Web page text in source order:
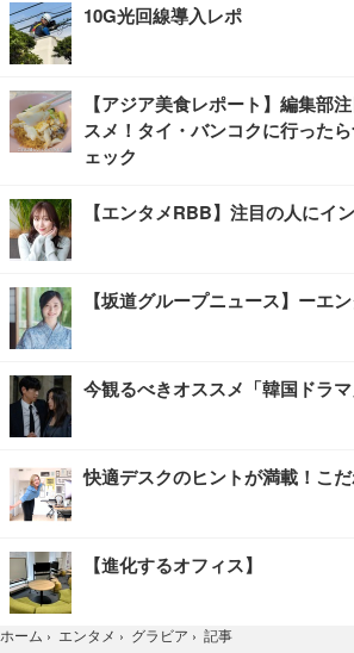
10G光回線導入レポ
【アジア美食レポート】編集部
スメ！タイ・バンコクに行った
ェック
【エンタメRBB】注目の人にイ
【坂道グループニュース】ーエ
今観るべきオススメ「韓国ドラマ
快適デスクのヒントが満載！こ
【進化するオフィス】
ホーム › エンタメ › グラビア › 記事